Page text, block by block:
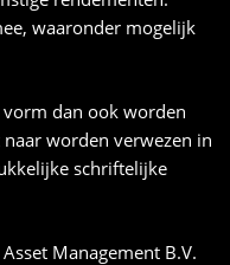
waaronder mogelijk
dan ook worden
worden verwezen in
schriftelijke
Management B.V.